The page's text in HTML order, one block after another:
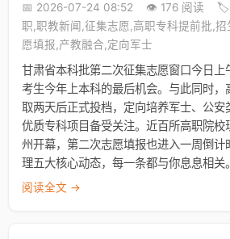
📅 2026-07-24 08:52 👁️ 176 阅读
🏷️
职,职教新闻,征集志愿,高职专科提前批,
愿填报,产教融合,定向军士
甘肃省本科批第二次征集志愿窗口今日上
考生今年上本科的最后机会。与此同时，
取两天后正式投档，定向培养军士、公安
优质专科项目备受关注。近百所高职院校
州开幕，第二次志愿填报也进入一周倒计
理五大核心动态，每一条都与你息息相关。
阅读全文 →